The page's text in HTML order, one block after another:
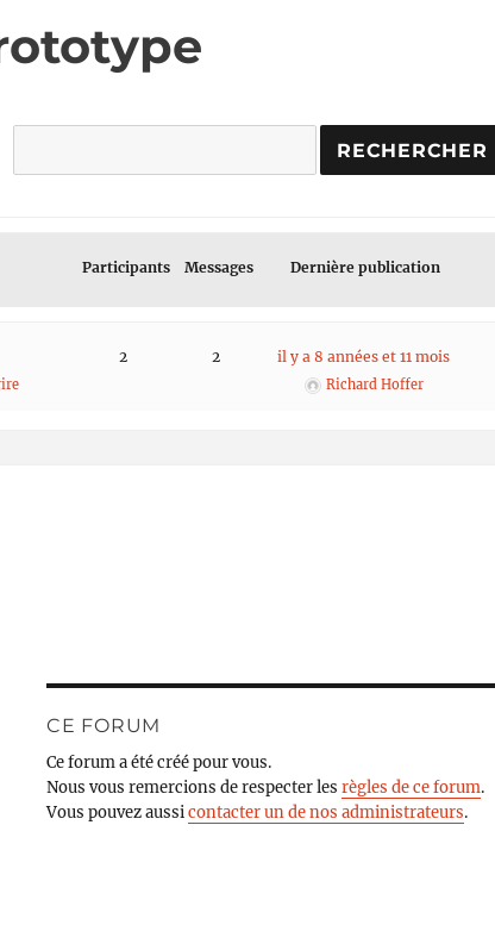
Participants Messages Dernière publication
2 2 il y a 8 années et 11 mois
Richard Hoffer
CE FORUM
Ce forum a été créé pour vous.
Nous vous remercions de respecter lesrègles de ce forum.
Vous pouvez aussicontacter un de nos administrateurs.